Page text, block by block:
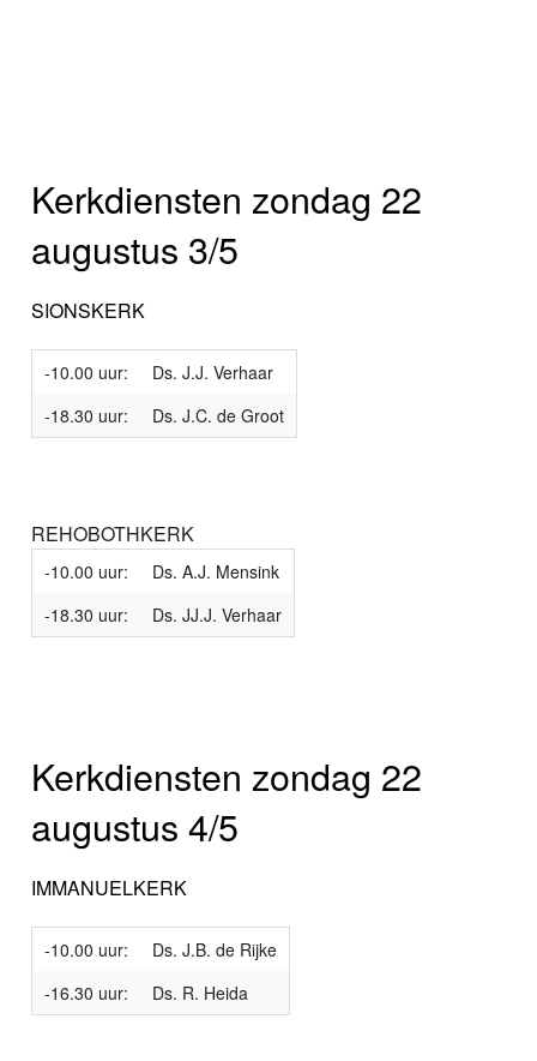
Kerkdiensten zondag 22
augustus 3/5
SIONSKERK
-10.00 uur:
Ds. J.J. Verhaar
-18.30 uur:
Ds. J.C. de Groot
REHOBOTHKERK
-10.00 uur:
Ds. A.J. Mensink
-18.30 uur:
Ds. JJ.J. Verhaar
Kerkdiensten zondag 22
augustus 4/5
IMMANUELKERK
-10.00 uur:
Ds. J.B. de Rijke
-16.30 uur:
Ds. R. Heida